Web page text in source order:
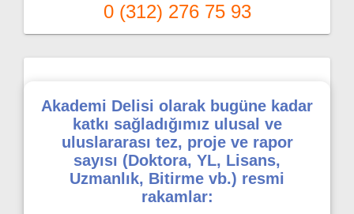
0 (312) 276 75 93
Akademi Delisi olarak bugüne kadar
katkı sağladığımız ulusal ve
uluslararası tez, proje ve rapor
sayısı (Doktora, YL, Lisans,
Uzmanlık, Bitirme vb.) resmi
rakamlar: